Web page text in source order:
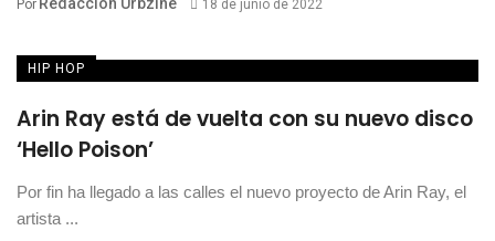
Por 18 de junio de 2022
HIP HOP
Arin Ray está de vuelta con su nuevo disco
‘Hello Poison’
Por fin ha llegado a las calles el nuevo proyecto de Arin Ray, el
artista ...